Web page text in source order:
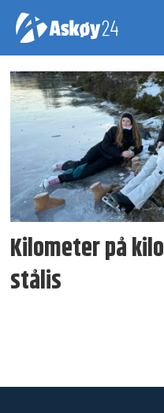
Tag:
værmelding
Kilometer på
stålis